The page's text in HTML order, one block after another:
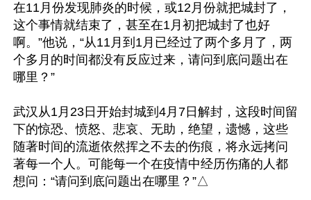
在11月份发现肺炎的时候，或12月份就把城封了，
这个事情就结束了，甚至在1月初把城封了也好
啊。”他说，“从11月到1月已经过了两个多月了，两
个多月的时间都没有反应过来，请问到底问题出在
哪里？”
武汉从1月23日开始封城到4月7日解封，这段时间留
下的惊恐、愤怒、悲哀、无助，绝望，遗憾，这些
随著时间的流逝依然挥之不去的伤痕，将永远拷问
著每一个人。可能每一个在疫情中经历伤痛的人都
想问：“请问到底问题出在哪里？”△